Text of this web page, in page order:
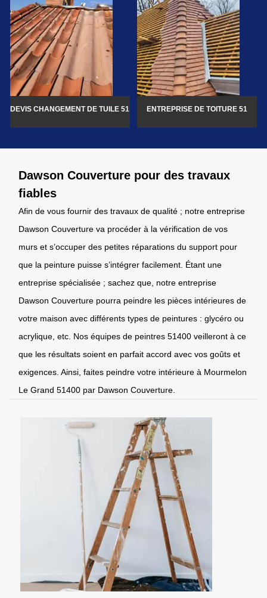
DEVIS CHANGEMENT DE TUILE 51 ENTREPRISE DE TOITURE 51
Dawson Couverture pour des travaux
fiables
Afin de vous fournir des travaux de qualité ; notre entreprise
Dawson Couverture va procéder à la vérification de vos
murs et s’occuper des petites réparations du support pour
que la peinture puisse s’intégrer facilement. Étant une
entreprise spécialisée ; sachez que, notre entreprise
Dawson Couverture pourra peindre les pièces intérieures de
votre maison avec différents types de peintures : glycéro ou
acrylique, etc. Nos équipes de peintres 51400 veilleront à ce
que les résultats soient en parfait accord avec vos goûts et
exigences. Ainsi, faites peindre votre intérieure à Mourmelon
Le Grand 51400 par Dawson Couverture.